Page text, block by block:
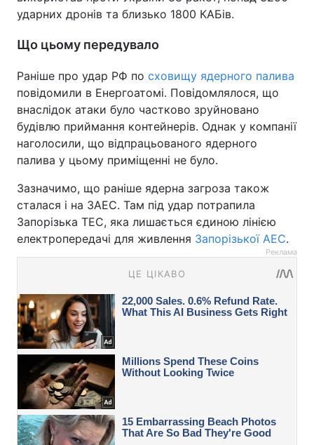
ударних дронів та близько 1800 КАБів.
Що цьому передувало
Раніше про удар РФ по сховищу ядерного палива
повідомили в Енергоатомі. Повідомлялося, що
внаслідок атаки було частково зруйновано
будівлю приймання контейнерів. Однак у компанії
наголосили, що відпрацьованого ядерного
палива у цьому приміщенні не було.
Зазначимо, що раніше ядерна загроза також
сталася і на ЗАЕС. Там під удар потрапила
Запорізька ТЕС, яка лишається єдиною лінією
електропередачі для живлення Запорізької АЕС.
Реклама